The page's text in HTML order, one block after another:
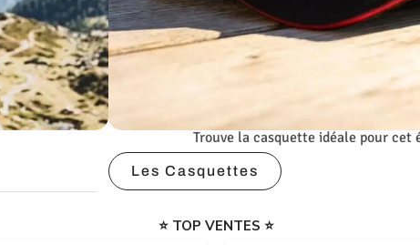
Trouve la casquette idéale pour cet
Les Casquettes
⭐️ TOP VENTES ⭐️